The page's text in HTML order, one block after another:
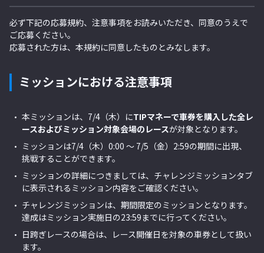
必ず下記の応募規約、注意事項をお読みいただき、同意のうえで
ご応募ください。
応募された方は、本規約に同意したものとみなします。
ミッションにおける注意事項
本ミッションは、7/4 （木） にTIPマネーで車券を購入した全レ
ースおよびミッション対象会場のレースが対象となります。
ミッションは7/4（木）0:00 ～ 7/5（金）2:59の期間に出現、
挑戦することができます。
ミッションの詳細につきましては、チャレンジミッションタブ
に表示されるミッション内容をご確認ください。
チャレンジミッションは、期間限定のミッションとなります。
達成はミッション実施日の23:59までに行ってください。
日跨ぎレースの場合は、レース開催日を対象の車券として扱い
ます。